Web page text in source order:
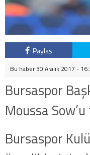
Paylaş
Bu haber 30 Aralık 2017 -
Bursaspor
Moussa
Bursaspor